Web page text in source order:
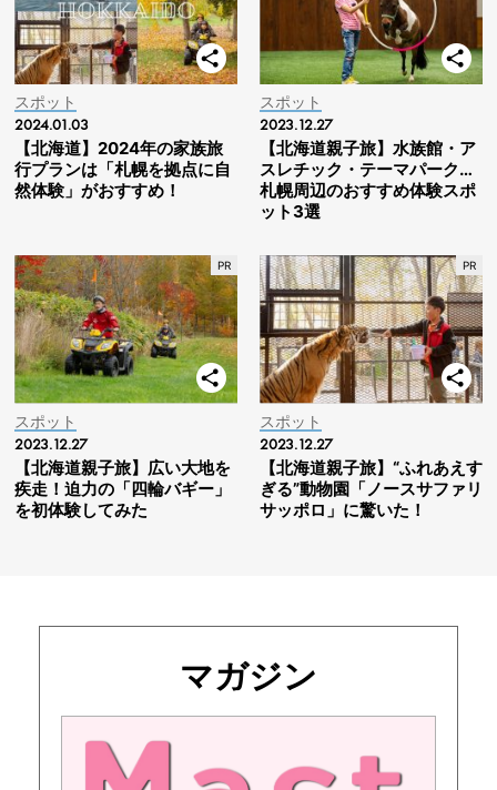
スポット
2024.01.03
【北海道】2024年の家族旅
行プランは「札幌を拠点に自
然体験」がおすすめ！
スポット
2023.12.27
【北海道親子旅】水族館・ア
スレチック・テーマパーク…
札幌周辺のおすすめ体験スポ
ット3選
スポット
2023.12.27
【北海道親子旅】広い大地を
疾走！迫力の「四輪バギー」
を初体験してみた
スポット
2023.12.27
【北海道親子旅】“ふれあえす
ぎる”動物園「ノースサファリ
サッポロ」に驚いた！
マガジン